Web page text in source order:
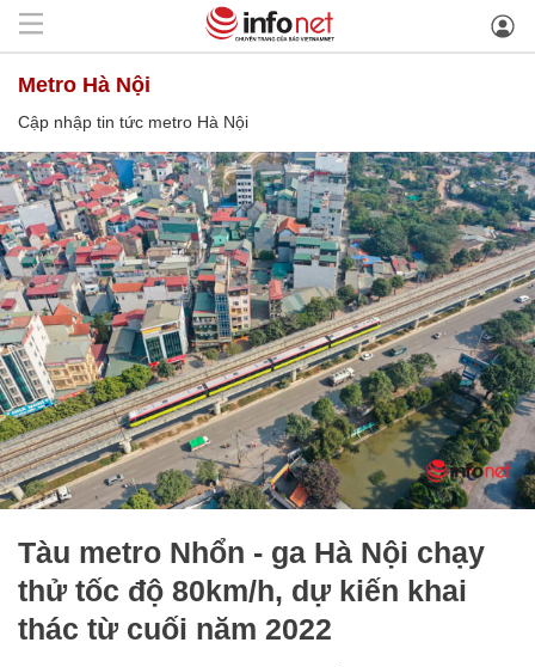
metro Hà Nội
Cập nhập tin tức metro Hà Nội
Tàu metro Nhổn - ga Hà Nội chạy
thử tốc độ 80km/h, dự kiến khai
thác từ cuối năm 2022